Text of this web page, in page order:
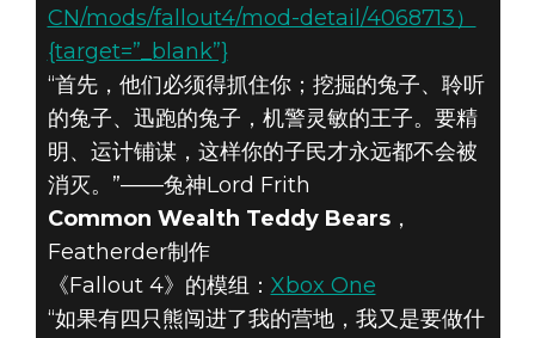
CN/mods/fallout4/mod-detail/4068713）
{target=”_blank”}
“首先，他们必须得抓住你；挖掘的兔子、聆听
的兔子、迅跑的兔子，机警灵敏的王子。要精
明、运计铺谋，这样你的子民才永远都不会被
消灭。”——兔神Lord Frith
Common Wealth Teddy Bears，
Featherder制作
《Fallout 4》的模组： Xbox One
“如果有四只熊闯进了我的营地，我又是要做什